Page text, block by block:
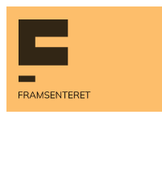
Hopp
innhold